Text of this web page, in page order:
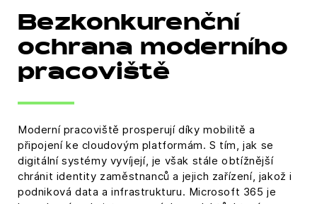
Bezkonkurenční
ochrana moderního
pracoviště
Moderní pracoviště prosperují díky mobilitě a
připojení ke cloudovým platformám. S tím, jak se
digitální systémy vyvíjejí, je však stále obtížnější
chránit identity zaměstnanců a jejich zařízení, jakož i
podniková data a infrastrukturu. Microsoft 365 je